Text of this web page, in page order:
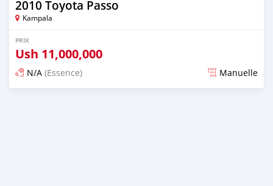
2010 Toyota Passo
Kampala
PRIX
Ush 11,000,000
N/A (Essence) Manuelle